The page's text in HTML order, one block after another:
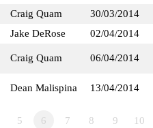
Craig Quam 30/03/2014
Jake DeRose 02/04/2014
Craig Quam 06/04/2014
Dean Malispina 13/04/2014
5 6 7 8 9 10